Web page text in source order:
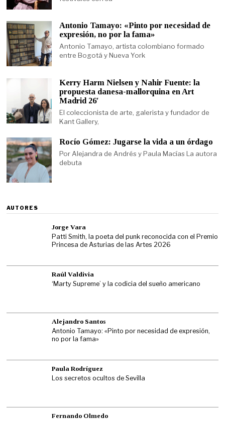
Antonio Tamayo: «Pinto por necesidad de
expresión, no por la fama»
Antonio Tamayo, artista colombiano formado
entre Bogotá y Nueva York
Kerry Harm Nielsen y Nahir Fuente: la
propuesta danesa-mallorquina en Art
Madrid 26′
El coleccionista de arte, galerista y fundador de
Kant Gallery,
Rocío Gómez: Jugarse la vida a un órdago
Por Alejandra de Andrés y Paula Macías La autora
debuta
AUTORES
Jorge Vara
Patti Smith, la poeta del punk reconocida con el Premio
Princesa de Asturias de las Artes 2026
Raúl Valdivia
‘Marty Supreme’ y la codicia del sueño americano
Alejandro Santos
Antonio Tamayo: «Pinto por necesidad de expresión,
no por la fama»
Paula Rodríguez
Los secretos ocultos de Sevilla
Fernando Olmedo